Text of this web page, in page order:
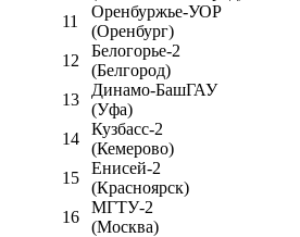
11
Оренбуржье-УОР
(Оренбург)
12
Белогорье-2
(Белгород)
13
Динамо-БашГАУ
(Уфа)
14
Кузбасс-2
(Кемерово)
15
Енисей-2
(Красноярск)
16
МГТУ-2
(Москва)